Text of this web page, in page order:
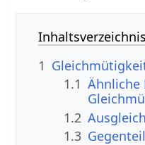
Inhaltsverzeichnis
1
1.1 Ähnliche
1.2
1.3